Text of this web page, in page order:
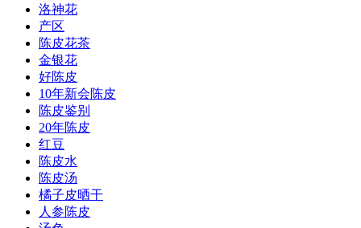
洛神花
产区
陈皮花茶
金银花
好陈皮
10年新会陈皮
陈皮鉴别
20年陈皮
红豆
陈皮水
陈皮汤
橘子皮晒干
人参陈皮